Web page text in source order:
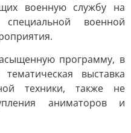
военную службу на
военной
программу, в
выставка
техники, также не
аниматоров и